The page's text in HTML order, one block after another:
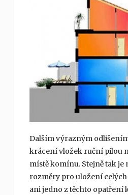
Dalším výrazným
krácení vložek ruční pilou
místě komínu. Stejně tak
rozměry pro uložení
ani jedno z těchto opatření